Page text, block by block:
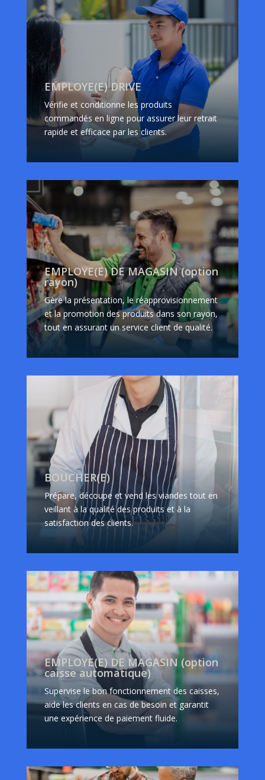
EMPLOYE(E) DRIVE
Vérifie et conditionne les produits
commandés en ligne pour assurer leur retrait
rapide et efficace par les clients.
EMPLOYE(E) DE MAGASIN (option
rayon)
Gère la présentation, le réapprovisionnement
et la promotion des produits dans son rayon,
tout en assurant un service client de qualité.
BOUCHER(E)
Prépare, découpe et vend les viandes tout en
veillant à la qualité des produits et à la
satisfaction des clients.
EMPLOYE(E) DE MAGASIN (option
caisse automatique)
Supervise le bon fonctionnement des caisses,
aide les clients en cas de besoin et garantit
une expérience de paiement fluide.